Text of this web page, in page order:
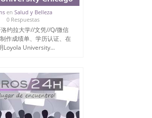
enSalud y Belleza
0 Respuestas
约拉大学//文凭//Q/微信
作成绩单、学历认证、在
Loyola University...